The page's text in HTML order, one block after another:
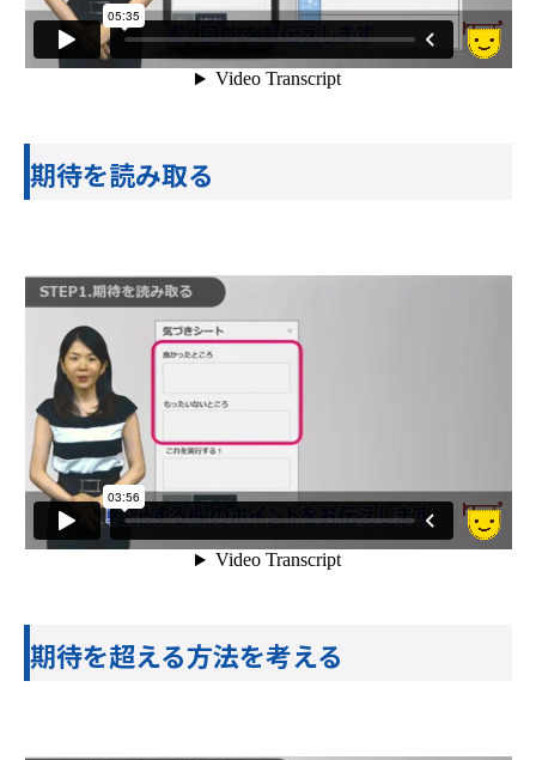
期待を読み取る
期待を超える方法を考える